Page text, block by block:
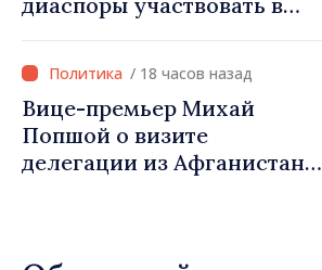
развития Республики
Молдова / 18 часов назад
Вице-премьер Михай
Попшой о визите
делегации из Афганистана: